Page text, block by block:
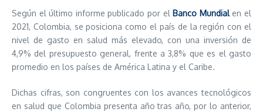
Según el último informe publicado por el Banco Mundialen el
2021, Colombia, se posiciona como el país de la región con el
nivel de gasto en salud más elevado, con una inversión de
4,9% del presupuesto general, frente a 3,8% que es el gasto
promedio en los países de América Latina y el Caribe.
Dichas cifras, son congruentes con los avances tecnológicos
en salud que Colombia presenta año tras año, por lo anterior,